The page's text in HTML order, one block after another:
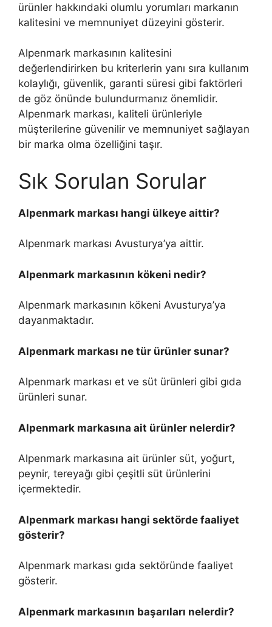
ürünler hakkındaki olumlu yorumları markanın
kalitesini ve memnuniyet düzeyini gösterir.
Alpenmark markasının kalitesini
değerlendirirken bu kriterlerin yanı sıra kullanım
kolaylığı, güvenlik, garanti süresi gibi faktörleri
de göz önünde bulundurmanız önemlidir.
Alpenmark markası, kaliteli ürünleriyle
müşterilerine güvenilir ve memnuniyet sağlayan
bir marka olma özelliğini taşır.
Sık Sorulan Sorular
Alpenmark markası hangi ülkeye aittir?
Alpenmark markası Avusturya’ya aittir.
Alpenmark markasının kökeni nedir?
Alpenmark markasının kökeni Avusturya’ya
dayanmaktadır.
Alpenmark markası ne tür ürünler sunar?
Alpenmark markası et ve süt ürünleri gibi gıda
ürünleri sunar.
Alpenmark markasına ait ürünler nelerdir?
Alpenmark markasına ait ürünler süt, yoğurt,
peynir, tereyağı gibi çeşitli süt ürünlerini
içermektedir.
Alpenmark markası hangi sektörde faaliyet
gösterir?
Alpenmark markası gıda sektöründe faaliyet
gösterir.
Alpenmark markasının başarıları nelerdir?